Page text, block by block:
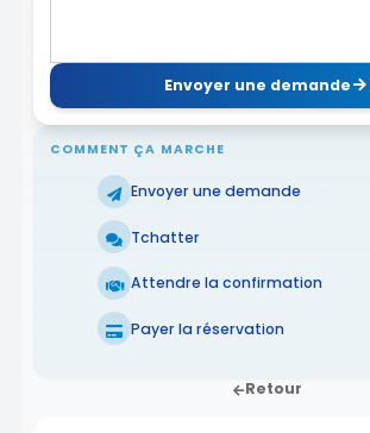
Envoyer une demande
COMMENT ÇA MARCHE
Envoyer une demande
Tchatter
Attendre la confirmation
Payer la réservation
Retour